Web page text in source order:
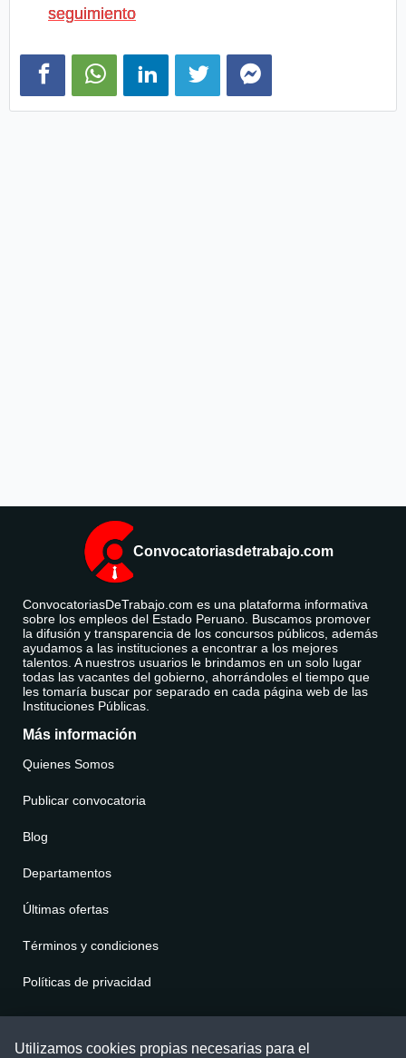
seguimiento
Convocatoriasdetrabajo.com
ConvocatoriasDeTrabajo.com es una plataforma informativa
sobre los empleos del Estado Peruano. Buscamos promover
la difusión y transparencia de los concursos públicos, además
ayudamos a las instituciones a encontrar a los mejores
talentos. A nuestros usuarios le brindamos en un solo lugar
todas las vacantes del gobierno, ahorrándoles el tiempo que
les tomaría buscar por separado en cada página web de las
Instituciones Públicas.
Más información
Quienes Somos
Publicar convocatoria
Blog
Departamentos
Últimas ofertas
Términos y condiciones
Políticas de privacidad
Utilizamos cookies propias necesarias para el